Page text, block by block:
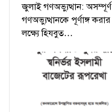
জুলাই গণঅভ্যুত্থান: অসম্পূর্ণ
গণঅভ্যুত্থানকে পূর্ণাঙ্গ করার
লক্ষ্যে হিযবুত…